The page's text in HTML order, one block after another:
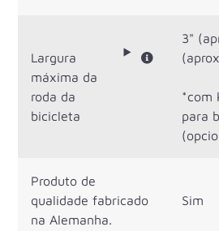
Largura
máxima da
roda da
bicicleta
3"
*com
para
Produto de
qualidade fabricado
na Alemanha.
Sim